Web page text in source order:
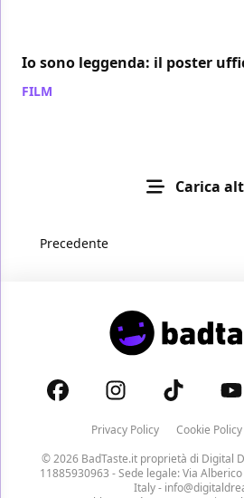
Io sono leggenda: il poster
FILM
Carica
Precedente
Privacy Policy Cookie Policy
© 2026 BadTaste.it proprietà di Digital
11885930963 - Sede legale: Via
Italy -